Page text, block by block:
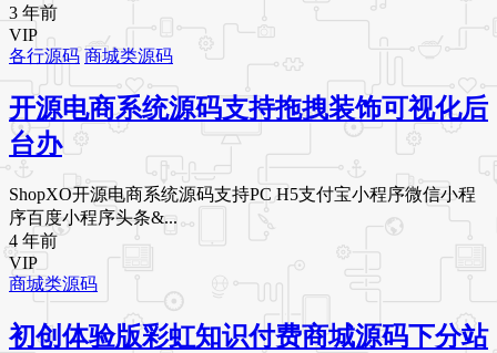
3 年前
VIP
各行源码 商城类源码
开源电商系统源码支持拖拽装饰可视化后
台办
ShopXO开源电商系统源码支持PC H5支付宝小程序微信小程
序百度小程序头条&...
4 年前
VIP
商城类源码
初创体验版彩虹知识付费商城源码下分站